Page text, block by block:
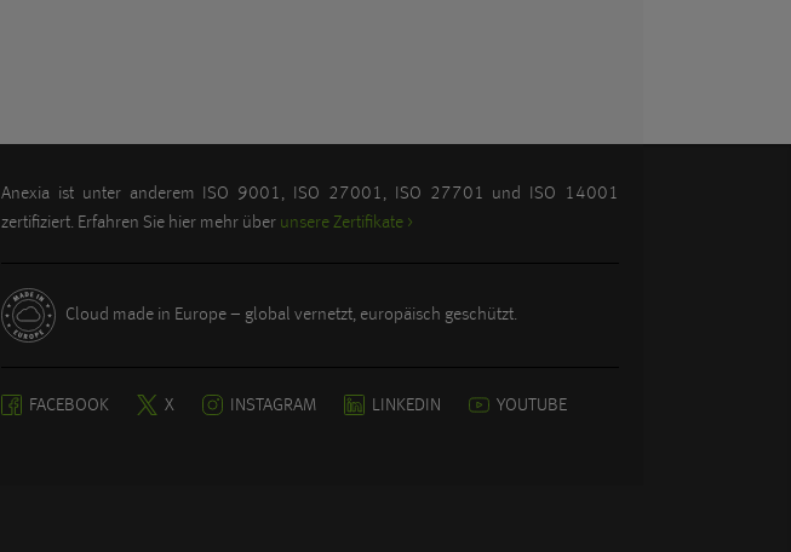
Anexia ist unter anderem ISO 9001, ISO 27001, ISO 27701 und ISO 14001
zertifiziert. Erfahren Sie hier mehr über unsere Zertifikate >
Cloud made in Europe – global vernetzt, europäisch geschützt.
FACEBOOK X INSTAGRAM LINKEDIN YOUTUBE